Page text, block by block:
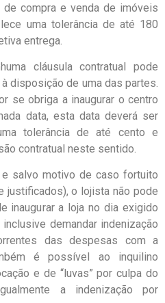
compra e venda de imóveis
uma tolerância de até 180
entrega.
cláusula contratual pode
disposição de uma das partes.
se obriga a inaugurar o centro
data, esta data deverá ser
tolerância de até cento e
contratual neste sentido.
salvo motivo de caso fortuito
justificados), o lojista não pode
inaugurar a loja no dia exigido
demandar indenização
das despesas com a
é possível ao inquilino
e de “luvas” por culpa do
a indenização por